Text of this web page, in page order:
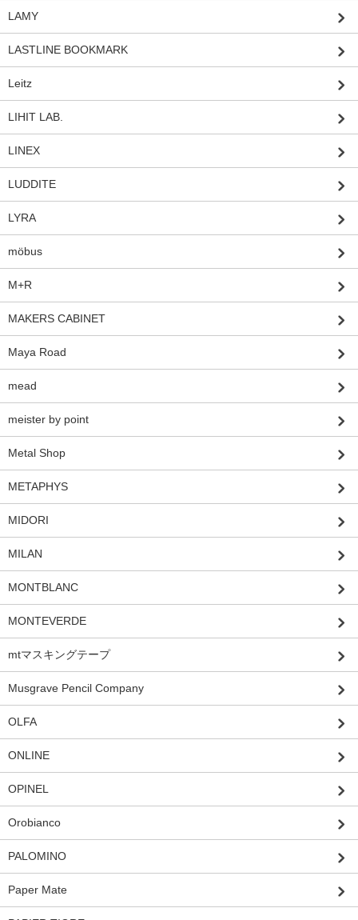
LAMY
LASTLINE BOOKMARK
Leitz
LIHIT LAB.
LINEX
LUDDITE
LYRA
möbus
M+R
MAKERS CABINET
Maya Road
mead
meister by point
Metal Shop
METAPHYS
MIDORI
MILAN
MONTBLANC
MONTEVERDE
mtマスキングテープ
Musgrave Pencil Company
OLFA
ONLINE
OPINEL
Orobianco
PALOMINO
Paper Mate